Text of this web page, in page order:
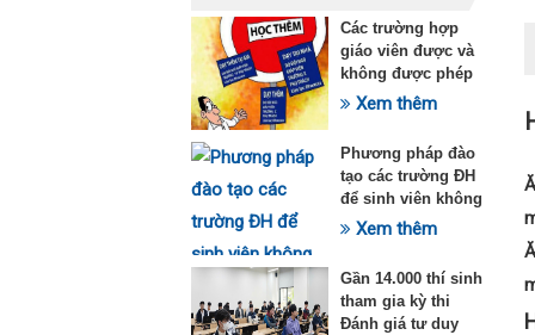
Các trường hợp
giáo viên được và
không được phép
dạy thêm theo
Xem thêm
Phương pháp đào
tạo các trường ĐH
để sinh viên không
quá tải với ngành
Xem thêm
Gần 14.000 thí sinh
tham gia kỳ thi
Đánh giá tư duy